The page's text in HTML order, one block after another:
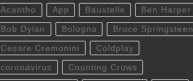
Acantho App Baustelle Ben Harper
Bob Dylan Bologna Bruce Springsteen
Cesare Cremonini Coldplay
coronavirus Counting Crows